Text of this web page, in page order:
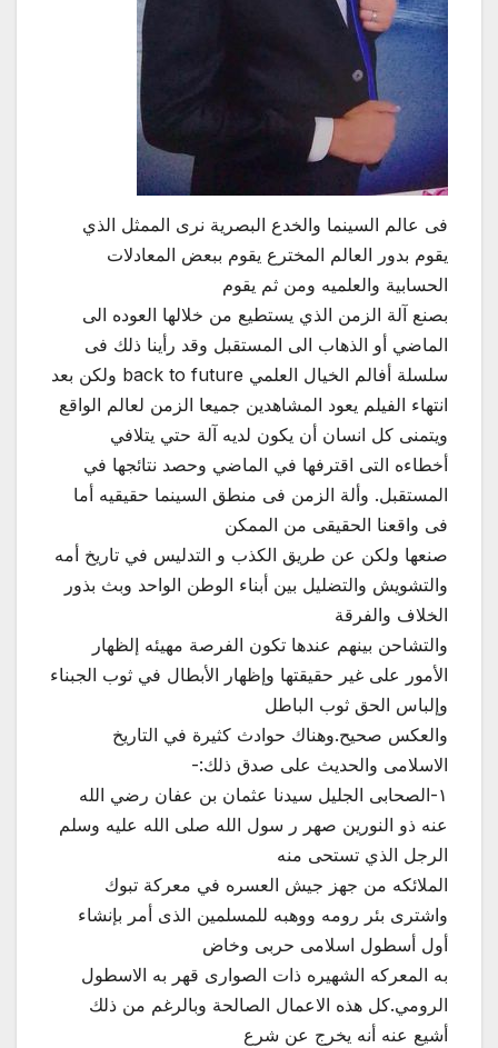
فى عالم السينما والخدع البصرية نرى الممثل الذي
يقوم بدور العالم المخترع يقوم ببعض المعادلات
الحسابية والعلميه ومن ثم يقوم
بصنع آلة الزمن الذي يستطيع من خلالها العوده الى
الماضي أو الذهاب الى المستقبل وقد رأينا ذلك فى
سلسلة أفالم الخيال العلمي back to future ولكن بعد
انتهاء الفيلم يعود المشاهدين جميعا الزمن لعالم الواقع
ويتمنى كل انسان أن يكون لديه آلة حتي يتلافي
أخطاءه التى اقترفها في الماضي وحصد نتائجها في
المستقبل. وألة الزمن فى منطق السينما حقيقيه أما
فى واقعنا الحقيقى من الممكن
صنعها ولكن عن طريق الكذب و التدليس في تاريخ أمه
والتشويش والتضليل بين أبناء الوطن الواحد وبث بذور
الخلاف والفرقة
والتشاحن بينهم عندها تكون الفرصة مهيئه إلظهار
الأمور على غير حقيقتها وإظهار الأبطال في ثوب الجبناء
وإلباس الحق ثوب الباطل
والعكس صحيح.وهناك حوادث كثيرة في التاريخ
الاسلامى والحديث على صدق ذلك:-
١-الصحابى الجليل سيدنا عثمان بن عفان رضي الله
عنه ذو النورين صهر ر سول الله صلى الله عليه وسلم
الرجل الذي تستحى منه
الملائكه من جهز جيش العسره في معركة تبوك
واشترى بئر رومه ووهبه للمسلمين الذى أمر بإنشاء
أول أسطول اسلامى حربى وخاض
به المعركه الشهيره ذات الصوارى قهر به الاسطول
الرومي.كل هذه الاعمال الصالحة وبالرغم من ذلك
أشيع عنه أنه يخرج عن شرع